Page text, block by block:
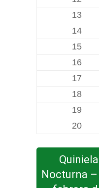
13
14
15
16
17
18
19
20
Nocturna